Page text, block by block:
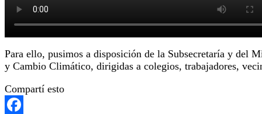
Para ello, pusimos a disposición de la Subsecretaría y del
y Cambio Climático, dirigidas a colegios, trabajadores,
Compartí esto